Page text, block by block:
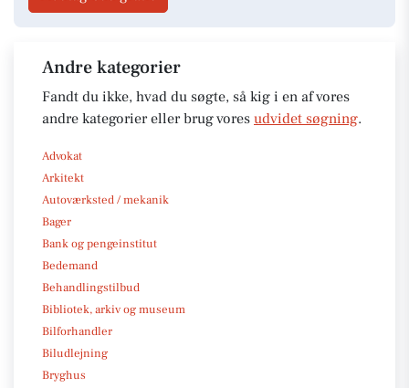
Andre kategorier
Fandt du ikke, hvad du søgte, så kig i en af vores
andre kategorier eller brug vores udvidet søgning.
Advokat
Arkitekt
Autoværksted / mekanik
Bager
Bank og pengeinstitut
Bedemand
Behandlingstilbud
Bibliotek, arkiv og museum
Bilforhandler
Biludlejning
Bryghus